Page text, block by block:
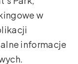
w
informacje